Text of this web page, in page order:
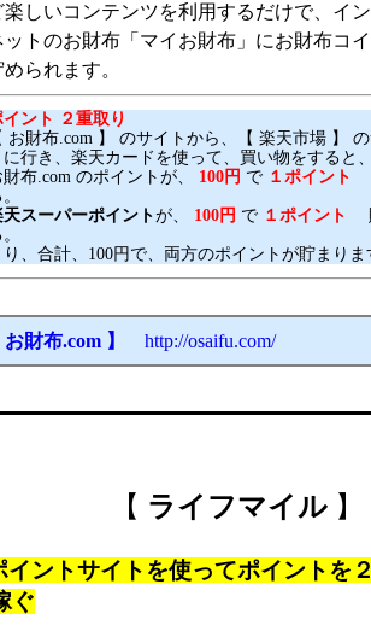
楽しいコンテンツを利用するだけで、イ
ットのお財布「マイお財布」にお財布コ
られます。
ント ２重取り
財布.com 】 のサイトから、【 楽天市場 】
に行き、楽天カードを使って、買い物をすると
布.com のポイントが、 100円 で １ポイント
天スーパーポイントが、 100円 で １ポイント
り、合計、100円で、両方のポイントが貯まりま
お財布.com 】 http://osaifu.com/
ライフマイル】
イントサイトを使ってポイントを
ぐ